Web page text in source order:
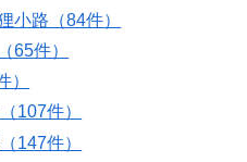
小路（84件）
65件）
）
107件）
147件）